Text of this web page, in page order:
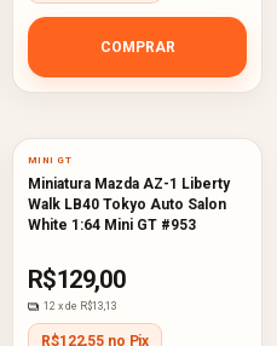
COMPRAR
MINI GT
Miniatura Mazda AZ-1 Liberty
Walk LB40 Tokyo Auto Salon
White 1:64 Mini GT #953
R$129,00
12 x de R$13,13
R$122,55 no Pix